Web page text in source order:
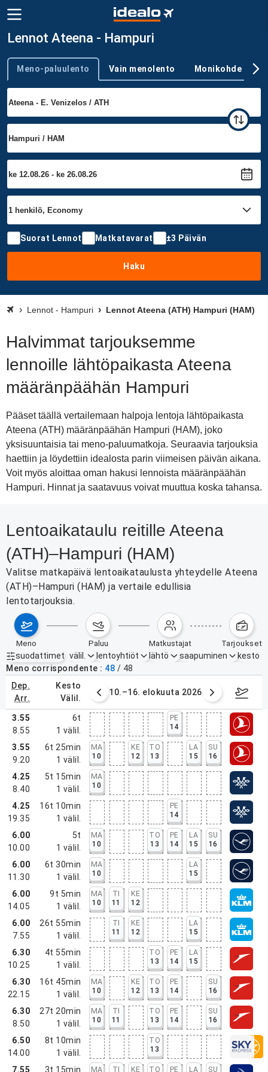
Lennot Ateena - Hampuri
Trip type
Meno-paluulento Vain menolento Monikohde
Suorat Lennot Matkatavarat ±3 Päivän
Haku
Lennot - Hampuri Lennot Ateena (ATH) Hampuri (HAM)
Halvimmat tarjouksemme
lennoille lähtöpaikasta Ateena
määränpäähän Hampuri
Pääset täällä vertailemaan halpoja lentoja lähtöpaikasta
Ateena (ATH) määränpäähän Hampuri (HAM), joko
yksisuuntaisia tai meno-paluumatkoja. Seuraavia tarjouksia
haettiin ja löydettiin idealosta parin viimeisen päivän aikana.
Voit myös aloittaa oman hakusi lennoista määränpäähän
Hampuri. Hinnat ja saatavuus voivat muuttua koska tahansa.
Lentoaikataulu reitille Ateena
(ATH)–Hampuri (HAM)
Valitse matkapäivä lentoaikataulusta yhteydelle Ateena
(ATH)–Hampuri (HAM) ja vertaile edullisia
lentotarjouksia.
meno paluu matkustajat tarjoukset
suodattimet
Aktiiviset suodattimet ei mitään
välil. lentoyhtiöt lähtö saapuminen
kesto
Meno corrispondente
48 / 48
dep.
arr.
kesto
välil.
elokuuta 2026 10.–16. elokuuta 2026
3.55
8.55
6t
1 välil.
PE
14
3.55
9.20
6t 25min
1 välil.
MA
10
KE
12
TO
13
LA
15
SU
16
4.25
8.40
5t 15min
1 välil.
MA
10
4.25
19.35
16t 10min
1 välil.
PE
14
6.00
10.00
5t
1 välil.
MA
10
TO
13
PE
14
LA
15
SU
16
6.00
11.30
6t 30min
1 välil.
MA
10
LA
15
6.00
14.05
9t 5min
1 välil.
MA
10
TI
11
KE
12
6.00
7.55
26t 55min
1 välil.
TI
11
KE
12
LA
15
6.30
10.25
4t 55min
1 välil.
TO
13
PE
14
LA
15
6.30
22.15
16t 45min
1 välil.
MA
10
KE
12
TO
13
PE
14
SU
16
6.30
8.50
27t 20min
1 välil.
MA
10
TI
11
TO
13
PE
14
SU
16
6.50
14.00
8t 10min
1 välil.
TO
13
7.55 3t 15min MA TI KE TO PE LA SU